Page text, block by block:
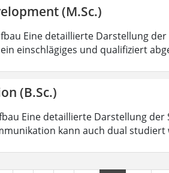
(M.Sc.)
Eine detaillierte Darstellung
einschlägiges und qualifiziert
(B.Sc.)
Eine detaillierte Darstellung
kann auch dual